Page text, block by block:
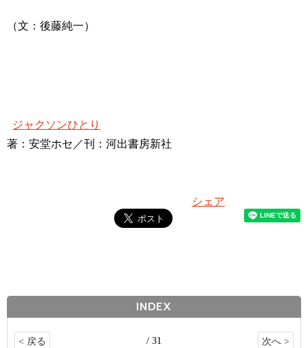
（文：後藤純一）
ジャクソンひとり
著：安堂ホセ／刊：河出書房新社
シェア
INDEX
< 戻る / 31 次へ >